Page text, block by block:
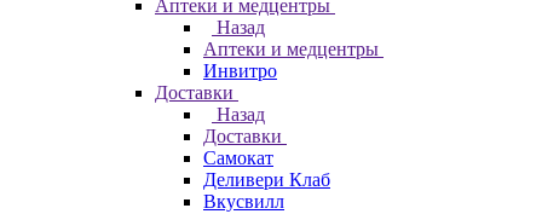
Аптеки и медцентры
Назад
Аптеки и медцентры
Инвитро
Доставки
Назад
Доставки
Самокат
Деливери Клаб
Вкусвилл